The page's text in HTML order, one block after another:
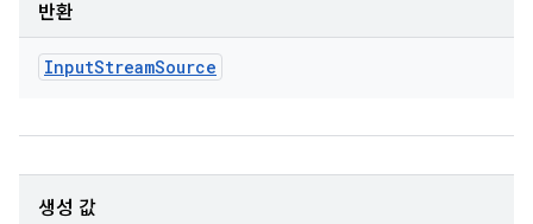
반환
InputStreamSource
생성 값